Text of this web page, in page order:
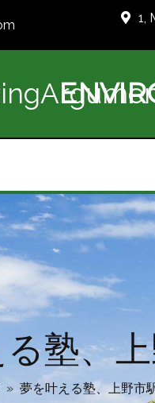
1,
塾、
» 夢を叶える塾、上野市